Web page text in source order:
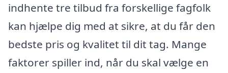
indhente tre tilbud fra forskellige fagfolk
kan hjælpe dig med at sikre, at du får den
bedste pris og kvalitet til dit tag. Mange
faktorer spiller ind, når du skal vælge en